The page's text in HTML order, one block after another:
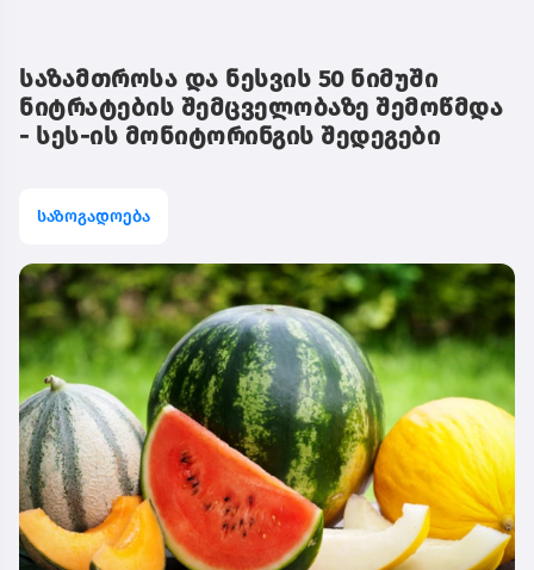
საზამთროსა და ნესვის 50 ნიმუში
ნიტრატების შემცველობაზე შემოწმდა
- სეს-ის მონიტორინგის შედეგები
საზოგადოება